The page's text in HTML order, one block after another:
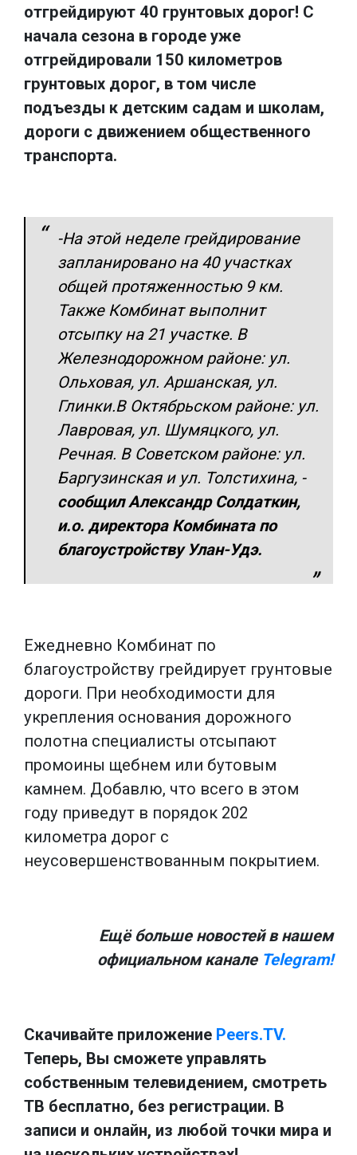
отгрейдируют 40 грунтовых дорог! С
начала сезона в городе уже
отгрейдировали 150 километров
грунтовых дорог, в том числе
подъезды к детским садам и школам,
дороги с движением общественного
транспорта.
-На этой неделе грейдирование
запланировано на 40 участках
общей протяженностью 9 км.
Также Комбинат выполнит
отсыпку на 21 участке. В
Железнодорожном районе: ул.
Ольховая, ул. Аршанская, ул.
Глинки.В Октябрьском районе: ул.
Лавровая, ул. Шумяцкого, ул.
Речная. В Советском районе: ул.
Баргузинская и ул. Толстихина, -
сообщил Александр Солдаткин,
и.о. директора Комбината по
благоустройству Улан-Удэ.
Ежедневно Комбинат по
благоустройству грейдирует грунтовые
дороги. При необходимости для
укрепления основания дорожного
полотна специалисты отсыпают
промоины щебнем или бутовым
камнем. Добавлю, что всего в этом
году приведут в порядок 202
километра дорог с
неусовершенствованным покрытием.
Ещё больше новостей в нашем
официальном канале Telegram!
Скачивайте приложение Peers.TV.
Теперь, Вы сможете управлять
собственным телевидением, смотреть
ТВ бесплатно, без регистрации. В
записи и онлайн, из любой точки мира и